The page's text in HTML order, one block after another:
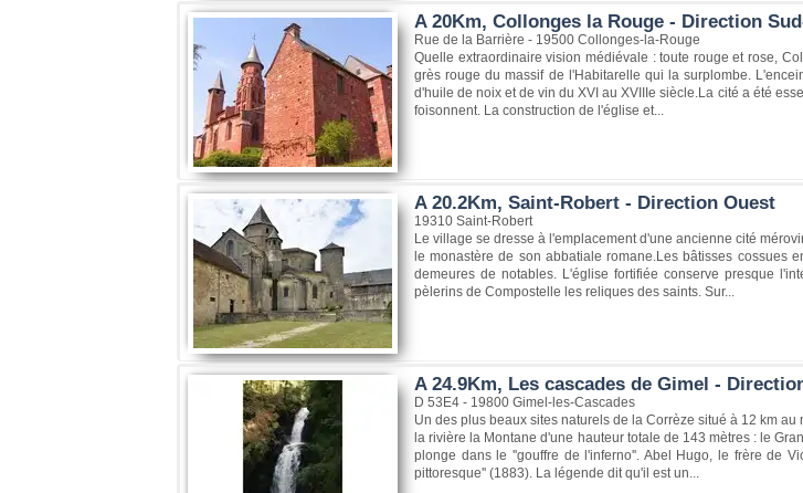
A 20Km, Collonges la Rouge - Direction
Rue de la Barrière - 19500 Collonges-la-Rouge
Quelle extraordinaire vision médiévale : toute rouge et rose,
grès rouge du massif de l'Habitarelle qui la surplombe.
d'huile de noix et de vin du XVI au XVIIIe siècle.La cité a été
foisonnent. La construction de l'église et...
A 20.2Km, Saint-Robert - Direction Ouest
19310 Saint-Robert
Le village se dresse à l'emplacement d'une ancienne cité
le monastère de son abbatiale romane.Les bâtisses cossues
demeures de notables. L'église fortifiée conserve presque
pèlerins de Compostelle les reliques des saints. Sur...
A 24.9Km, Les cascades de Gimel -
D 53E4 - 19800 Gimel-les-Cascades
Un des plus beaux sites naturels de la Corrèze situé à 12 km
la rivière la Montane d'une hauteur totale de 143 mètres : le
plonge dans le ''gouffre de l'inferno''. Abel Hugo, le frère de
pittoresque'' (1883). La légende dit qu'il est un...